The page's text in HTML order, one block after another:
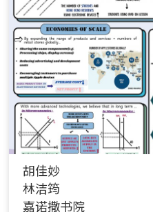
胡佳妙
林洁筠
嘉诺撒书院